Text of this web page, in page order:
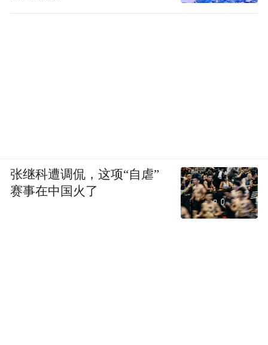
张继科遭调侃，这项“自虐”
赛事在中国火了